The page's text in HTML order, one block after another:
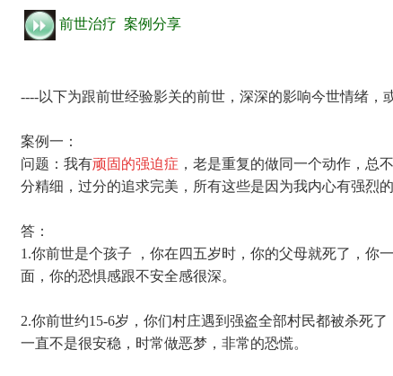
前世治疗 案例分享
----以下为跟前世经验影关的前世，深深的影响今世情绪，
案例一：
问题：我有顽固的强迫症 ，老是重复的做同一个动作，总
分精细，过分的追求完美，所有这些是因为我内心有强烈
答：
1.你前世是个孩子 ，你在四五岁时，你的父母就死了，你
面，你的恐惧感跟不安全感很深。
2.你前世约15-6岁，你们村庄遇到强盗全部村民都被杀死
一直不是很安稳，时常做恶梦，非常的恐慌。